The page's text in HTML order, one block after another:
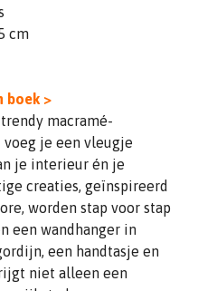
cm
boek >
macramé-
je een vleugje
je interieur én je
creaties, geïnspireerd
worden stap voor stap
een wandhanger in
een handtasje en
niet alleen een